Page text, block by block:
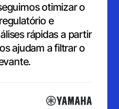
otimizar o
e
rápidas a partir
ajudam a filtrar o